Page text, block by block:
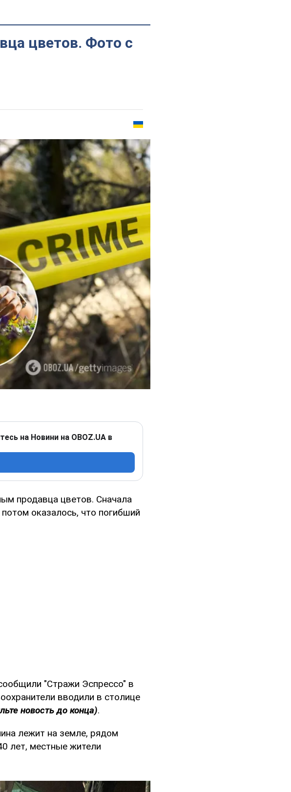
цветов. Фото с
на Новини на OBOZ.UA в
продавца цветов. Сначала
оказалось, что погибший
"Стражи Эспрессо" в
вводили в столице
новость до конца).
лежит на земле, рядом
лет, местные жители